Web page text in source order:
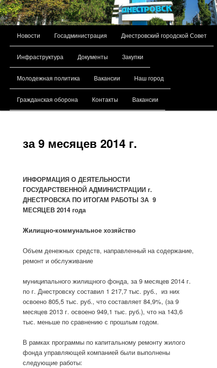
Перейти к основному содержимому
Новости Госадминистрация Днестровский городской Совет
Инфраструктура Документы Закупки
Молодежная политика Вакансии Наш город
Гражданская оборона Контакты Вакансии
за 9 месяцев 2014 г.
ИНФОРМАЦИЯ О ДЕЯТЕЛЬНОСТИ
ГОСУДАРСТВЕННОЙ АДМИНИСТРАЦИИ г.
ДНЕСТРОВСКА ПО ИТОГАМ РАБОТЫ ЗА 9
МЕСЯЦЕВ 2014 года
Жилищно-коммунальное хозяйство
Объем денежных средств, направленный на содержание,
ремонт и обслуживание
муниципального жилищного фонда, за 9 месяцев 2014 г.
по г. Днестровску составил 1 217,7 тыс. руб., из них
освоено 805,5 тыс. руб., что составляет 84,9%, (за 9
месяцев 2013 г. освоено 949,1 тыс. руб.), что на 143,6
тыс. меньше по сравнению с прошлым годом.
В рамках программы по капитальному ремонту жилого
фонда управляющей компанией были выполнены
следующие работы: